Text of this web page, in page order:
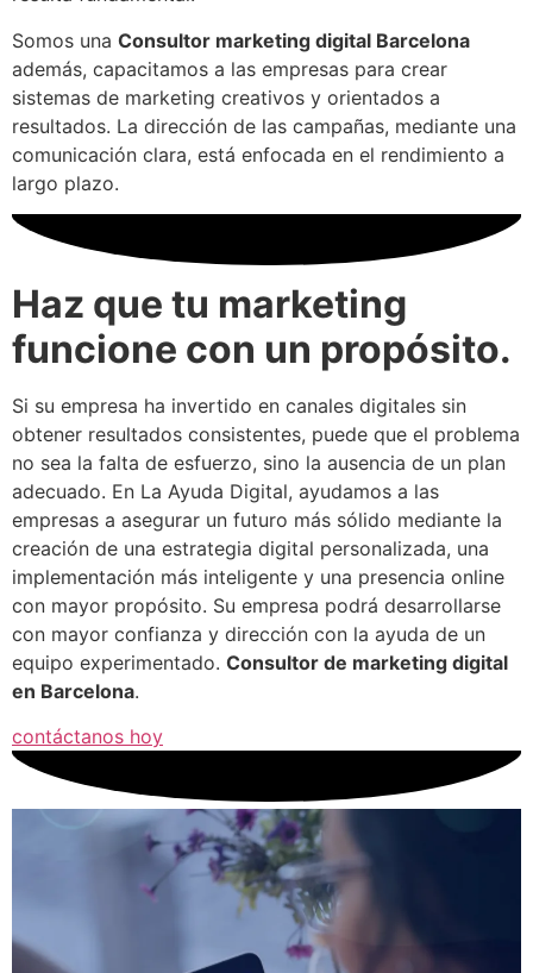
Somos una Consultor marketing digital Barcelona
además, capacitamos a las empresas para crear
sistemas de marketing creativos y orientados a
resultados. La dirección de las campañas, mediante una
comunicación clara, está enfocada en el rendimiento a
largo plazo.
Haz que tu marketing
funcione con un propósito.
Si su empresa ha invertido en canales digitales sin
obtener resultados consistentes, puede que el problema
no sea la falta de esfuerzo, sino la ausencia de un plan
adecuado. En La Ayuda Digital, ayudamos a las
empresas a asegurar un futuro más sólido mediante la
creación de una estrategia digital personalizada, una
implementación más inteligente y una presencia online
con mayor propósito. Su empresa podrá desarrollarse
con mayor confianza y dirección con la ayuda de un
equipo experimentado. Consultor de marketing digital
en Barcelona.
contáctanos hoy